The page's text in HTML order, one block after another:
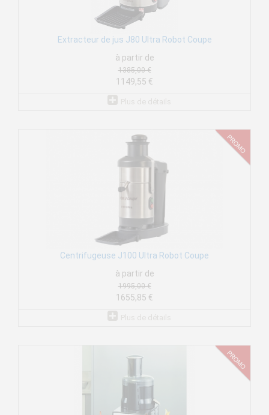
Extracteur de jus J80 Ultra Robot Coupe
à partir de
1385,00 €
1149,55 €
Centrifugeuse J100 Ultra Robot Coupe
à partir de
1995,00 €
1655,85 €